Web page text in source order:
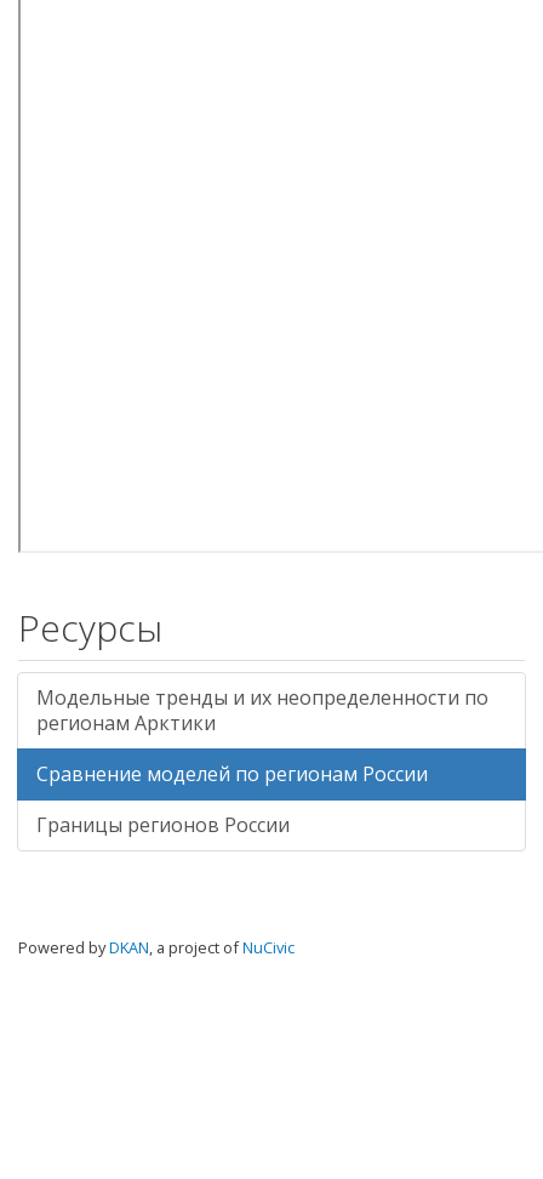
Ресурсы
Модельные тренды и их неопределенности по
регионам Арктики
Сравнение моделей по регионам России
Границы регионов России
Powered byDKAN, a project ofNuCivic